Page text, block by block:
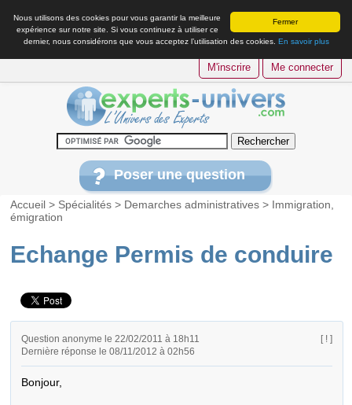
Fermer
Nous utilisons des cookies pour vous garantir la meilleure
expérience sur notre site. Si vous continuez à utiliser ce
dernier, nous considérons que vous acceptez l’utilisation des cookies. En savoir plus
M'inscrire Me connecter
Poser une question
Accueil > Spécialités > Demarches administratives > Immigration,
émigration
Echange Permis de conduire
Question anonyme le 22/02/2011 à 18h11
Dernière réponse le 08/11/2012 à 02h56
[ ! ]
Bonjour,